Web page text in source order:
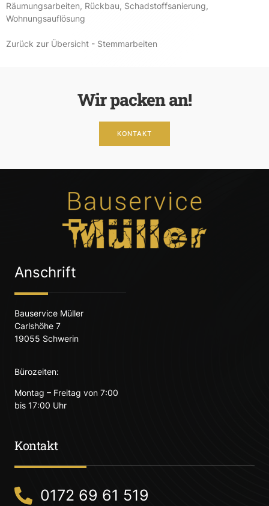
Räumungsarbeiten, Rückbau, Schadstoffsanierung,
Wohnungsauflösung
Zurück zur Übersicht - Stemmarbeiten
Wir packen an!
KONTAKT
Anschrift
Bauservice Müller
Carlshöhe 7
19055 Schwerin
Bürozeiten:
Montag – Freitag von 7:00
bis 17:00 Uhr
Kontakt
0172 69 61 519